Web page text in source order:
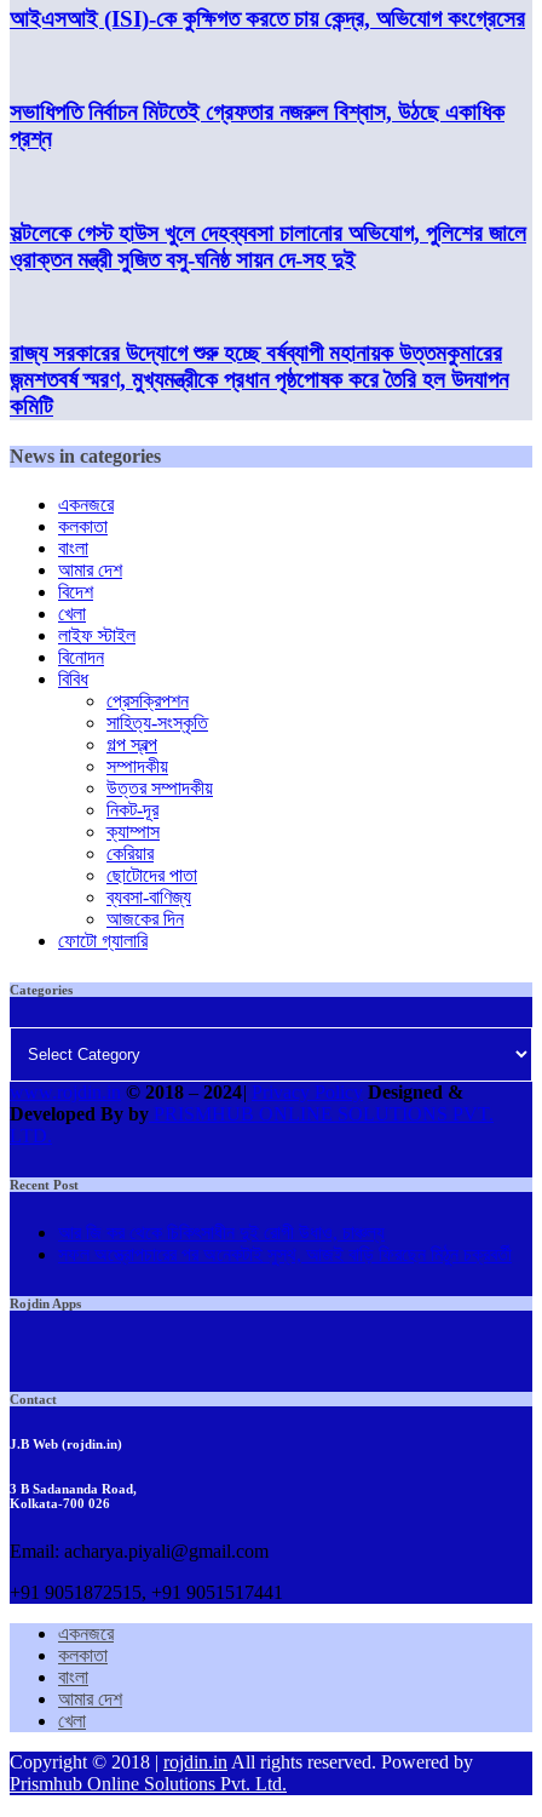
আইএসআই (ISI)-কে কুক্ষিগত করতে চায় কেন্দ্র, অভিযোগ কংগ্রেসের
সভাধিপতি নির্বাচন মিটতেই গ্রেফতার নজরুল বিশ্বাস, উঠছে একাধিক
প্রশ্ন
সল্টলেকে গেস্ট হাউস খুলে দেহব্যবসা চালানোর অভিযোগ, পুলিশের জালে
ও্রাক্তন মন্ত্রী সুজিত বসু-ঘনিষ্ঠ সায়ন দে-সহ দুই
রাজ্য সরকারের উদ্যোগে শুরু হচ্ছে বর্ষব্যাপী মহানায়ক উত্তমকুমারের
জন্মশতবর্ষ স্মরণ, মুখ্যমন্ত্রীকে প্রধান পৃষ্ঠপোষক করে তৈরি হল উদযাপন
কমিটি
News in categories
একনজরে
কলকাতা
বাংলা
আমার দেশ
বিদেশ
খেলা
লাইফ স্টাইল
বিনোদন
বিবিধ
প্রেসক্রিপশন
সাহিত্য-সংস্কৃতি
গল্প স্বল্প
সম্পাদকীয়
উত্তর সম্পাদকীয়
নিকট-দূর
ক্যাম্পাস
কেরিয়ার
ছোটোদের পাতা
ব্যবসা-বাণিজ্য
আজকের দিন
ফোটো গ্যালারি
Categories
www.rojdin.in © 2018 – 2024| Privacy Policy Designed &
Developed By by PRISMHUB ONLINE SOLUTIONS PVT.
LTD.
Recent Post
আর জি কর থেকে চিকিৎসাধীন দুই রোগী উধাও, চাঞ্চল্য
সফল অস্ত্রোপচারের পর অনেকটাই সুস্থ, আজই বাড়ি ফিরছেন মিঠুন চক্রবর্তী
Rojdin Apps
Contact
J.B Web (rojdin.in)
3 B Sadananda Road,
Kolkata-700 026
Email: acharya.piyali@gmail.com
+91 9051872515, +91 9051517441
একনজরে
কলকাতা
বাংলা
আমার দেশ
খেলা
Copyright © 2018 | rojdin.in All rights reserved. Powered by
Prismhub Online Solutions Pvt. Ltd.